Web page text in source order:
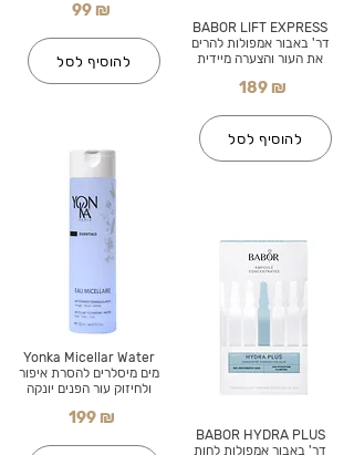
99 ₪
להוסיף לסל
Yonka Micellar Water
מים מיסלרים להסרת איפור
ולחיזוק עור הפנים יונקה
199 ₪
BABOR LIFT EXPRESS
דר' באבור אמפולות להרים
את העור והצערה מיידית
189 ₪
להוסיף לסל
BABOR HYDRA PLUS
דר' באבור אמפולות לחות